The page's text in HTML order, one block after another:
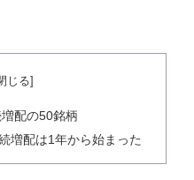
配の50銘柄
増配は1年から始まった